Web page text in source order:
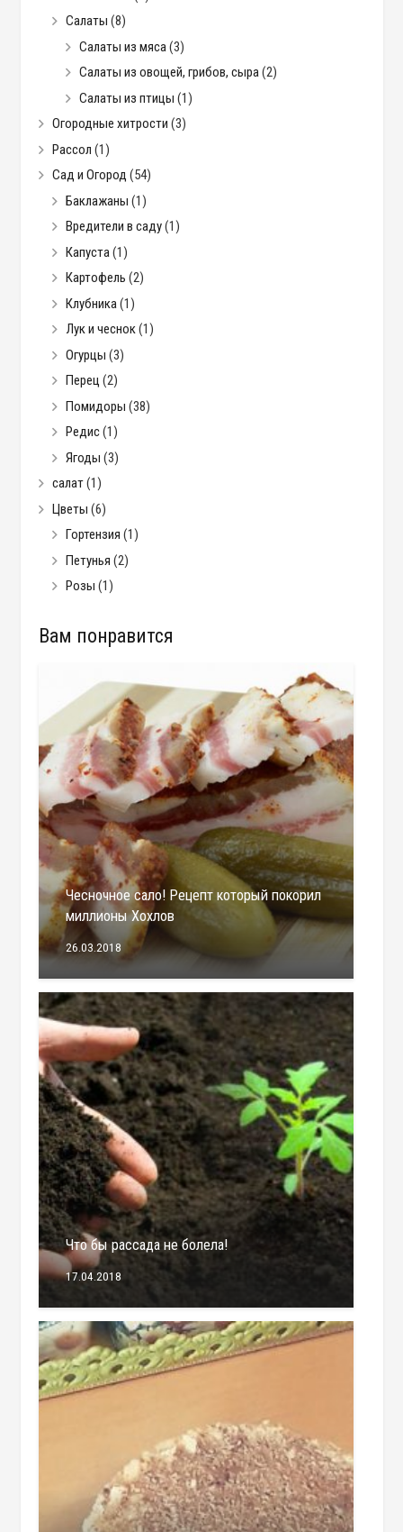
Салаты (8)
Салаты из мяса(3)
Салаты из овощей, грибов, сыра(2)
Салаты из птицы (1)
Огородные хитрости (3)
Рассол (1)
Сад и Огород (54)
Баклажаны (1)
Вредители в саду(1)
Капуста(1)
Картофель (2)
Клубника(1)
Лук и чеснок(1)
Огурцы (3)
Перец (2)
Помидоры (38)
Редис(1)
Ягоды (3)
салат(1)
Цветы (6)
Гортензия (1)
Петунья (2)
Розы (1)
Вам понравится
Чесночное сало! Рецепт который покорил
миллионы Хохлов
26.03.2018
Что бы рассада не болела!
17.04.2018